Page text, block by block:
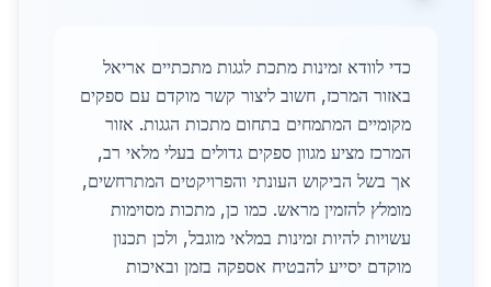
כדי לוודא זמינות מתכת לגגות מתכתיים אריאל
באזור המרכז, חשוב ליצור קשר מוקדם עם ספקים
מקומיים המתמחים בתחום מתכות הגגות. אזור
המרכז מציע מגוון ספקים גדולים בעלי מלאי רב,
אך בשל הביקוש העונתי והפרויקטים המתרחשים,
מומלץ להזמין מראש. כמו כן, מתכות מסוימות
עשויות להיות זמינות במלאי מוגבל, ולכן תכנון
מוקדם יסייע להבטיח אספקה בזמן ובאיכות